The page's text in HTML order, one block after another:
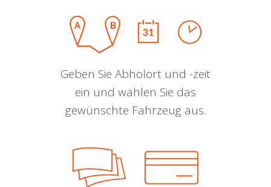
Geben Sie Abholort und -zeit
ein und wählen Sie das
gewünschte Fahrzeug aus.